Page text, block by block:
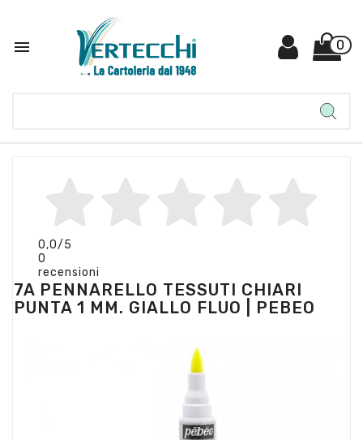
 0
0,0/5
0
recensioni
7A PENNARELLO TESSUTI CHIARI
PUNTA 1 MM. GIALLO FLUO | PEBEO